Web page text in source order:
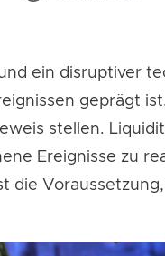
ein disruptiver
geprägt
stellen.
Ereignisse zu
die